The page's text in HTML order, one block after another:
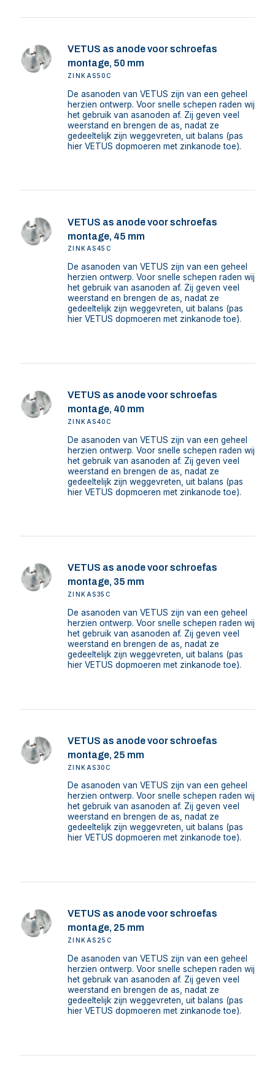
VETUS as anode voor schroefas
montage, 50 mm
ZINKAS50C
De asanoden van VETUS zijn van een geheel
herzien ontwerp. Voor snelle schepen raden wij
het gebruik van asanoden af. Zij geven veel
weerstand en brengen de as, nadat ze
gedeeltelijk zijn weggevreten, uit balans (pas
hier VETUS dopmoeren met zinkanode toe).
VETUS as anode voor schroefas
montage, 45 mm
ZINKAS45C
De asanoden van VETUS zijn van een geheel
herzien ontwerp. Voor snelle schepen raden wij
het gebruik van asanoden af. Zij geven veel
weerstand en brengen de as, nadat ze
gedeeltelijk zijn weggevreten, uit balans (pas
hier VETUS dopmoeren met zinkanode toe).
VETUS as anode voor schroefas
montage, 40 mm
ZINKAS40C
De asanoden van VETUS zijn van een geheel
herzien ontwerp. Voor snelle schepen raden wij
het gebruik van asanoden af. Zij geven veel
weerstand en brengen de as, nadat ze
gedeeltelijk zijn weggevreten, uit balans (pas
hier VETUS dopmoeren met zinkanode toe).
VETUS as anode voor schroefas
montage, 35 mm
ZINKAS35C
De asanoden van VETUS zijn van een geheel
herzien ontwerp. Voor snelle schepen raden wij
het gebruik van asanoden af. Zij geven veel
weerstand en brengen de as, nadat ze
gedeeltelijk zijn weggevreten, uit balans (pas
hier VETUS dopmoeren met zinkanode toe).
VETUS as anode voor schroefas
montage, 25 mm
ZINKAS30C
De asanoden van VETUS zijn van een geheel
herzien ontwerp. Voor snelle schepen raden wij
het gebruik van asanoden af. Zij geven veel
weerstand en brengen de as, nadat ze
gedeeltelijk zijn weggevreten, uit balans (pas
hier VETUS dopmoeren met zinkanode toe).
VETUS as anode voor schroefas
montage, 25 mm
ZINKAS25C
De asanoden van VETUS zijn van een geheel
herzien ontwerp. Voor snelle schepen raden wij
het gebruik van asanoden af. Zij geven veel
weerstand en brengen de as, nadat ze
gedeeltelijk zijn weggevreten, uit balans (pas
hier VETUS dopmoeren met zinkanode toe).